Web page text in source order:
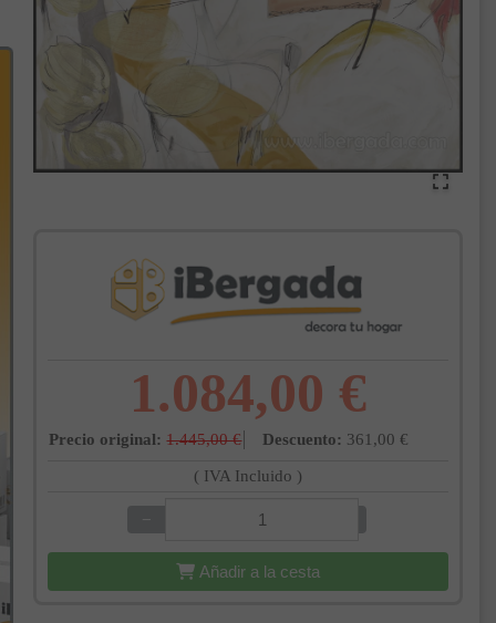
1.084,00 €
Precio original: 1.445,00 € Descuento: 361,00 €
( IVA Incluido )
−
Añadir a la cesta